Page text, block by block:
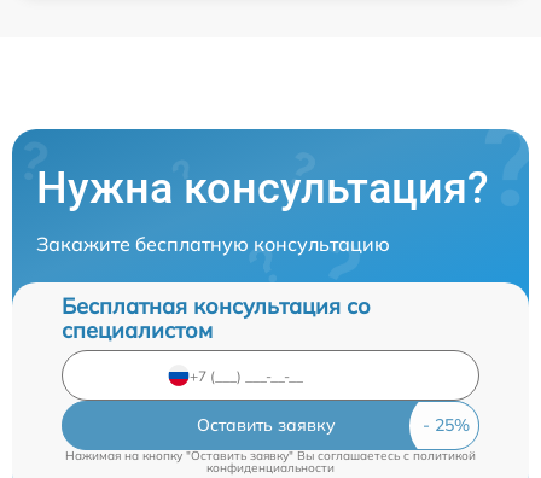
Нужна консультация?
Закажите бесплатную консультацию
Бесплатная консультация со
специалистом
Оставить заявку
Нажимая на кнопку "Оставить заявку" Вы соглашаетесь c политикой
конфиденциальности